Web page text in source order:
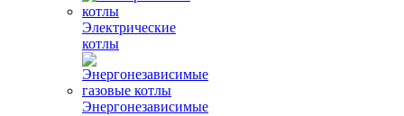
Электрические
котлы
Энергонезависимые